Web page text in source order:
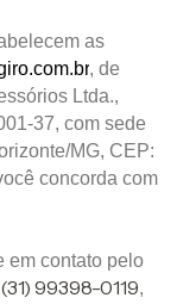
as
, de
Ltda.,
37, com sede
MG, CEP:
concorda com
em contato pelo
99398-0119,